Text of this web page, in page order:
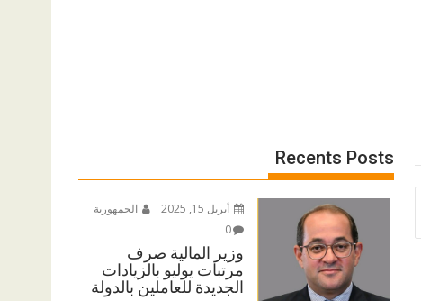
Recents Posts
أبريل 15, 2025
الجمهورية
0
وزير المالية صرف
مرتبات يوليو بالزيادات
الجديدة للعاملين بالدولة